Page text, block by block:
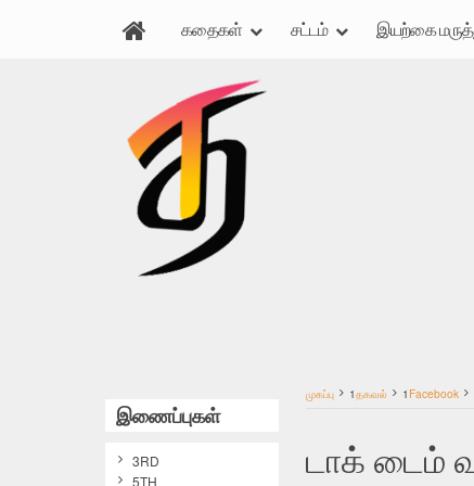
கதைகள் சட்டம் இயற்கை
முகப்பு 1தகவல் 1 Facebook
டாக் டைம்
இணைப்புகள்
3RD
5TH